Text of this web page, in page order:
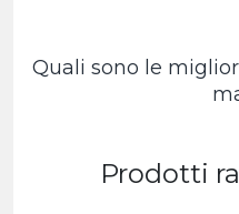
Quali sono le
Prodotti